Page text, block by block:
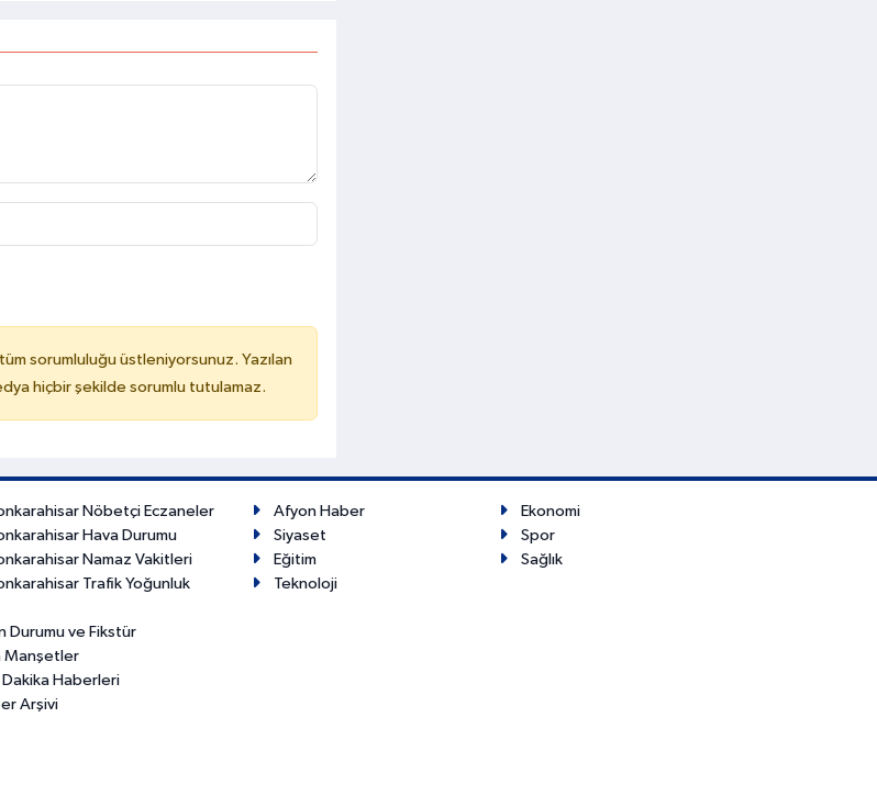
sorumluluğu üstleniyorsunuz. Yazılan
hiçbir şekilde sorumlu tutulamaz.
Nöbetçi Eczaneler
Hava Durumu
Namaz Vakitleri
Trafik Yoğunluk
Durumu ve Fikstür
Manşetler
Dakika Haberleri
Arşivi
Afyon Haber
Ekonomi
Siyaset
Spor
Eğitim
Sağlık
Teknoloji